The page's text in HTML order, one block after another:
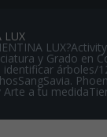
LUX
LUX?Activity
y Grado en
identificar
SangSavia.
Arte a tu medida